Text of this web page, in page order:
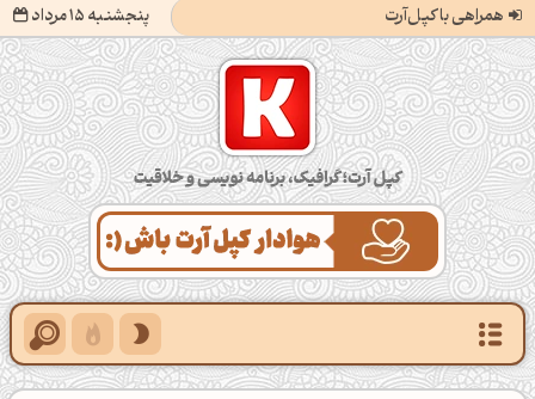
همراهی با کپل‌آرت پنجشنبه 15 مرداد کپل‌آرت؛ گرافیک، برنامه‌نویسی و خلاقیت